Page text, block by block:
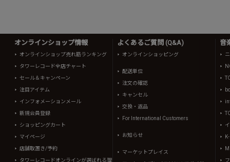
オンラインショップ情報
オンラインショップ売れ筋ランキング
タワーレコード全店チャート
セール＆キャンペーン
注目アイテム
インフォメーションメール
新規会員登録
ショッピングカート
マイページ
店舗取置き/予約
タワーレコードオンラインが選ばれる理
よくあるご質問 (Q&A)
オンラインショッピング
配送単位
注文の確認
キャンセル
交換・返品
For International Customers
お知らせ
マーケットプレイス
音